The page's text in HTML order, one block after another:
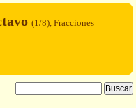
(1/8), Fracciones